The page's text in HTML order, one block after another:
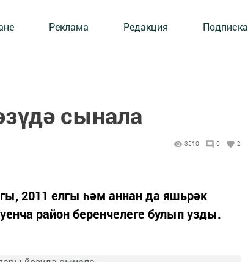
Реклама Редакция Подписка
сынала
3510 0 2
2011 елгы һәм аннан да яшьрәк
район беренчелеге булып узды.